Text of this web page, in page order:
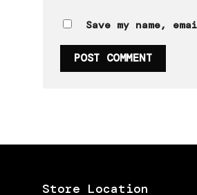
Save my name,
Store Location